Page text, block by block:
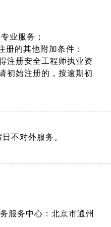
业服务；
的其他附加条件：
注册安全工程师执业资
初始注册的，按逾期初
不对外服务。
服务中心：北京市通州